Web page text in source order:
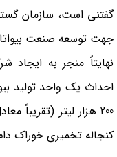
گفتني است، سازمان
جهت توسعه صنعت
نهایتاً منجر به
احداث یک واحد تولید بیو
کنجاله تخمیری خوراک